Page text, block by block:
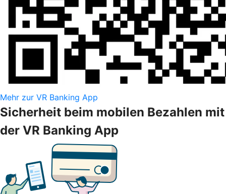
Mehr zur VR Banking App
Sicherheit beim mobilen Bezahlen mit
der VR Banking App